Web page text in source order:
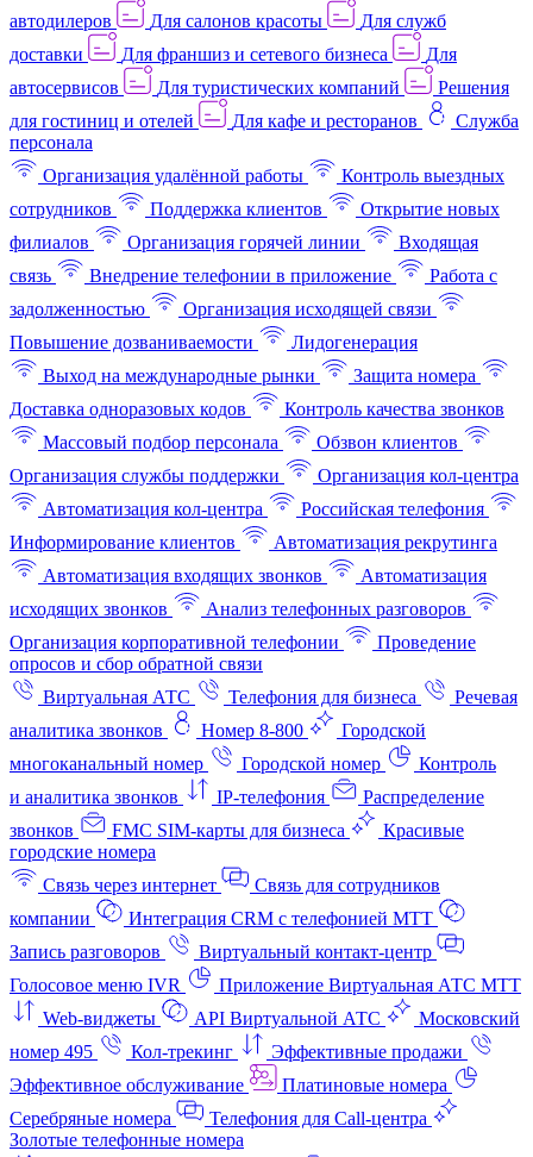
автодилеров
Для салонов красоты
Для служб
доставки
Для франшиз и сетевого бизнеса
Для
автосервисов
Для туристических компаний
Решения
для гостиниц и отелей
Для кафе и ресторанов
Служба
персонала
Организация удалённой работы
Контроль выездных
сотрудников
Поддержка клиентов
Открытие новых
филиалов
Организация горячей линии
Входящая
связь
Внедрение телефонии в приложение
Работа с
задолженностью
Организация исходящей связи
Повышение дозваниваемости
Лидогенерация
Выход на международные рынки
Защита номера
Доставка одноразовых кодов
Контроль качества звонков
Массовый подбор персонала
Обзвон клиентов
Организация службы поддержки
Организация кол-центра
Автоматизация кол-центра
Российская телефония
Информирование клиентов
Автоматизация рекрутинга
Автоматизация входящих звонков
Автоматизация
исходящих звонков
Анализ телефонных разговоров
Организация корпоративной телефонии
Проведение
опросов и сбор обратной связи
Виртуальная АТС
Телефония для бизнеса
Речевая
аналитика звонков
Номер 8-800
Городской
многоканальный номер
Городской номер
Контроль
и аналитика звонков
IP-телефония
Распределение
звонков
FMC SIM-карты для бизнеса
Красивые
городские номера
Связь через интернет
Связь для сотрудников
компании
Интеграция CRM с телефонией МТТ
Запись разговоров
Виртуальный контакт‑центр
Голосовое меню IVR
Приложение Виртуальная АТС МТТ
Web-виджеты
API Виртуальной АТС
Московский
номер 495
Кол-трекинг
Эффективные продажи
Эффективное обслуживание
Платиновые номера
Серебряные номера
Телефония для Call-центра
Золотые телефонные номера